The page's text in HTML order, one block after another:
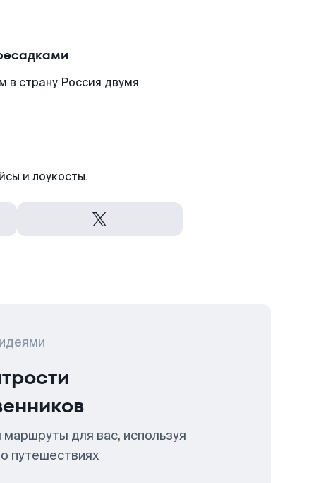
в страну Россия двумя
и лоукосты.
для вас, используя
путешествиях